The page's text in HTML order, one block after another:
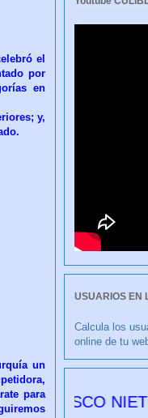
el
por
en
y,
un
para
USUARIOS EN
Calcula los
online de tu
NIETO